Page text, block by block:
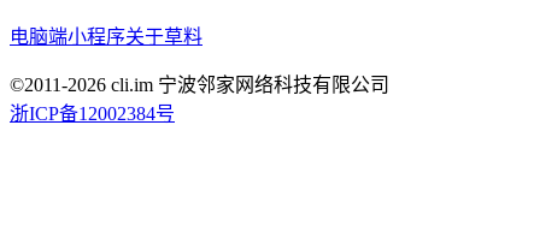
电脑端小程序关于草料
©2011-2026 cli.im 宁波邻家网络科技有限公司
浙ICP备12002384号